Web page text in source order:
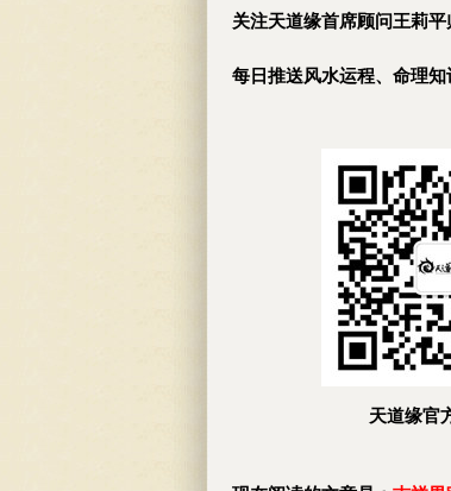
关注天道缘首席顾问王莉
每日推送风水运程、命理知
天道缘官